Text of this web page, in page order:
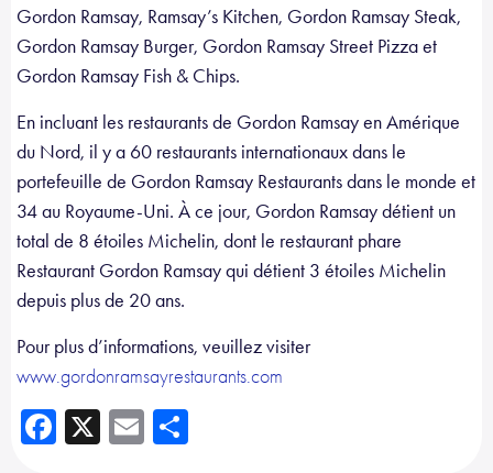
Gordon Ramsay, Ramsay’s Kitchen, Gordon Ramsay Steak,
Gordon Ramsay Burger, Gordon Ramsay Street Pizza et
Gordon Ramsay Fish & Chips.
En incluant les restaurants de Gordon Ramsay en Amérique
du Nord, il y a 60 restaurants internationaux dans le
portefeuille de Gordon Ramsay Restaurants dans le monde et
34 au Royaume-Uni. À ce jour, Gordon Ramsay détient un
total de 8 étoiles Michelin, dont le restaurant phare
Restaurant Gordon Ramsay qui détient 3 étoiles Michelin
depuis plus de 20 ans.
Pour plus d’informations, veuillez visiter
www.gordonramsayrestaurants.com
Fa X
E